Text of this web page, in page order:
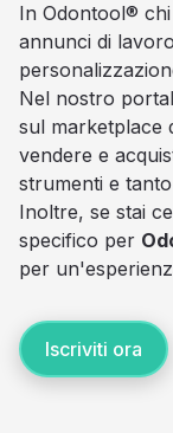
In Odontool® chi
annunci di
Nel nostro
sul marketplace
vendere e
strumenti e
Inoltre, se stai
specifico per
per
Iscriviti ora